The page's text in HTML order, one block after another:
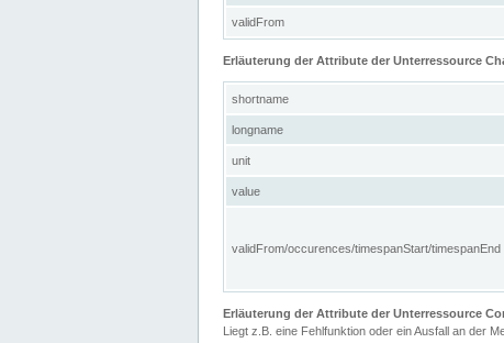
validFrom
Erläuterung der Attribute der Unterressource
shortname
longname
unit
value
validFrom/occurences/timespanStart/timespanEnd
Erläuterung der Attribute der Unterressource
Liegt z.B. eine Fehlfunktion oder ein Ausfall an der